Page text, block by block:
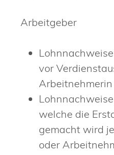
Arbeitgeber
vor
welche die
gemacht wird
oder